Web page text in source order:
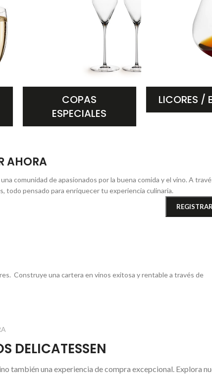
COPAS
ESPECIALES
LICORES /
AHORA
comunidad de apasionados por la buena comida y el vino. A
todo pensado para enriquecer tu experiencia culinaria.
Construye una cartera en vinos exitosa y rentable a través de
DELICATESSEN
también una experiencia de compra excepcional. Explora